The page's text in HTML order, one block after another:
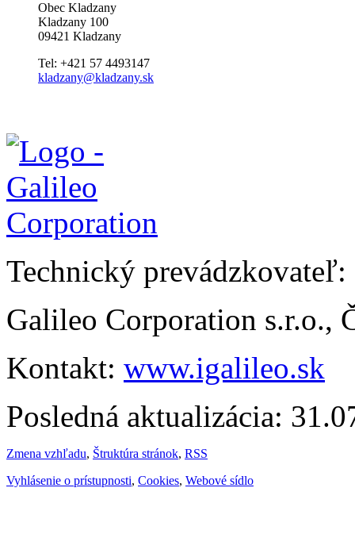
Obec Kladzany
Kladzany 100
09421 Kladzany
Tel: +421 57 4493147
kladzany@kladzany.sk
Technický prevádzkovateľ:
Galileo Corporation s.r.o.,
Kontakt: www.igalileo.sk
Posledná aktualizácia:
Zmena vzhľadu, Štruktúra stránok, RSS
Vyhlásenie o prístupnosti, Cookies, Webové sídlo